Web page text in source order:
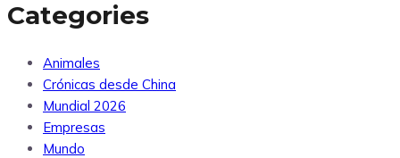
Categories
Animales
Crónicas desde China
Mundial 2026
Empresas
Mundo